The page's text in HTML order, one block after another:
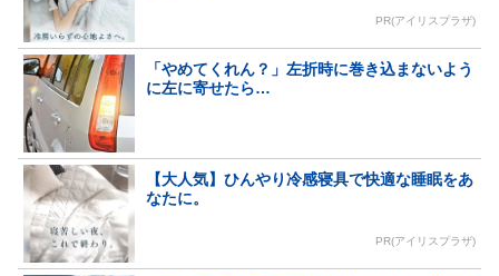
PR(アイリスプラザ)
「やめてくれん？」左折時に巻き込まないよう
に左に寄せたら…
【大人気】ひんやり冷感寝具で快適な睡眠をあ
なたに。
PR(アイリスプラザ)